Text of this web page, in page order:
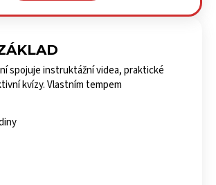
spojuje instruktážní videa, praktické
kvízy. Vlastním tempem